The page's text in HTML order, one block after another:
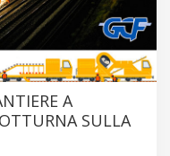
A
SULLA